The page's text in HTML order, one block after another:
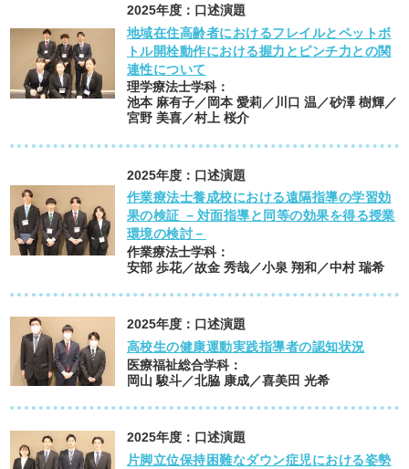
2025年度： 口述演題
地域在住高齢者におけるフレイルとペットボ
トル開栓動作における握力とピンチ力との関
連性について
理学療法士学科：
池本 麻有子／岡本 愛莉／川口 温／砂澤 樹輝／
宮野 美喜／村上 桜介
2025年度： 口述演題
作業療法士養成校における遠隔指導の学習効
果の検証 －対面指導と同等の効果を得る授業
環境の検討－
作業療法士学科：
安部 歩花／故金 秀哉／小泉 翔和／中村 瑞希
2025年度： 口述演題
高校生の健康運動実践指導者の認知状況
医療福祉総合学科：
岡山 駿斗／北脇 康成／喜美田 光希
2025年度： 口述演題
片脚立位保持困難なダウン症児における姿勢